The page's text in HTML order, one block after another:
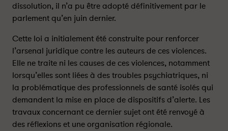
e
s
s
n
c
t
i
o
n
s
e
s
s
a
n
c
t
i
o
n
s
dissolution, il n’a pu être adopté définitivement par le
parlement qu’en juin dernier.
Cette loi a initialement été construite pour renforcer
l’arsenal juridique contre les auteurs de ces violences.
Elle ne traite ni les causes de ces violences, notamment
lorsqu’elles sont liées à des troubles psychiatriques, ni
la problématique des professionnels de santé isolés qui
demandent la mise en place de dispositifs d’alerte. Les
travaux concernant ce dernier sujet ont été renvoyé à
des réflexions et une organisation régionale.